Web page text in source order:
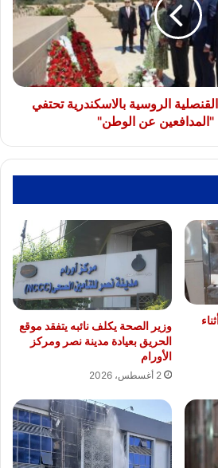
الروسية بالاسكندرية تحتفي
"المدافعين عن الوطن"
وزير الصحة يكلف نائبه يتفقد موقع
الحريق بعيادة مدينة نصر ومركز
الأورام
2 أغسطس، 2026